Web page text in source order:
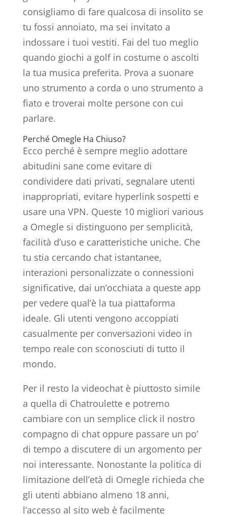
consigliamo di fare qualcosa di insolito se
tu fossi annoiato, ma sei invitato a
indossare i tuoi vestiti. Fai del tuo meglio
quando giochi a golf in costume o ascolti
la tua musica preferita. Prova a suonare
uno strumento a corda o uno strumento a
fiato e troverai molte persone con cui
parlare.
Perché Omegle Ha Chiuso?
Ecco perché è sempre meglio adottare
abitudini sane come evitare di
condividere dati privati, segnalare utenti
inappropriati, evitare hyperlink sospetti e
usare una VPN. Queste 10 migliori various
a Omegle si distinguono per semplicità,
facilità d’uso e caratteristiche uniche. Che
tu stia cercando chat istantanee,
interazioni personalizzate o connessioni
significative, dai un’occhiata a queste app
per vedere qual’è la tua piattaforma
ideale. Gli utenti vengono accoppiati
casualmente per conversazioni video in
tempo reale con sconosciuti di tutto il
mondo.
Per il resto la videochat è piuttosto simile
a quella di Chatroulette e potremo
cambiare con un semplice click il nostro
compagno di chat oppure passare un po’
di tempo a discutere di un argomento per
noi interessante. Nonostante la politica di
limitazione dell’età di Omegle richieda che
gli utenti abbiano almeno 18 anni,
l’accesso al sito web è facilmente